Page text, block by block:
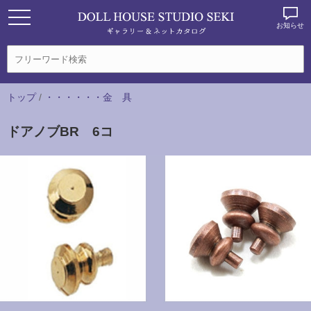
お知らせ
トップ/ ・・・・・・金 具
ドアノブBR 6コ